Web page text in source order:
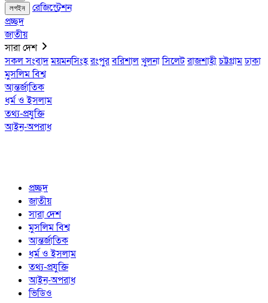
লগইন
রেজিস্ট্রেশন
প্রচ্ছদ
জাতীয়
সারা দেশ
সকল সংবাদময়মনসিংহরংপুরবরিশালখুলনাসিলেটরাজশাহীচট্টগ্রামঢাকা
মুসলিম বিশ্ব
আন্তর্জাতিক
ধর্ম ও ইসলাম
তথ্য-প্রযুক্তি
আইন-অপরাধ
প্রচ্ছদ
জাতীয়
সারা দেশ
মুসলিম বিশ্ব
আন্তর্জাতিক
ধর্ম ও ইসলাম
তথ্য-প্রযুক্তি
আইন-অপরাধ
ভিডিও